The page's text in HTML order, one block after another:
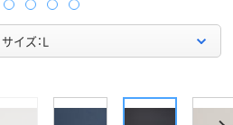
サイズ：L